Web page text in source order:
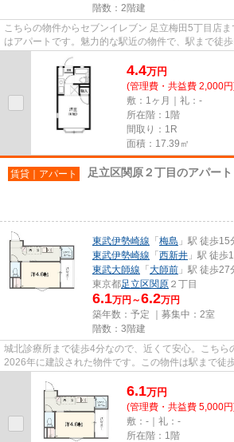
階数：2階建
こちらの物件からセブンイレブン 足立梅田5丁目店
はアパートです。魅力的な駅近の物件で、駅まで徒
が2つあり、よく電車を利用す...
4.4万円
(管理費・共益費 2,000
敷：1ヶ月｜礼：-
所在階：1階
間取り：1R
面積：17.39㎡
賃貸｜アパート 足立区関原２丁目のアパート
東武伊勢崎線 「 梅島 」駅 徒歩15
東武伊勢崎線 「 西新井 」駅 徒歩
東武大師線 「 大師前 」駅 徒歩27
東京都足立区関原 ２丁目
6.1万円～6.2万円
築年数：予定 ｜募集中： 2室
階数：3階建
城北診療所まで徒歩4分なので、近くて安心。こちら
2026年に建設された物件です。この物件は駅まで徒
6.1万円
(管理費・共益費 5,000
敷：-｜礼：-
所在階：1階